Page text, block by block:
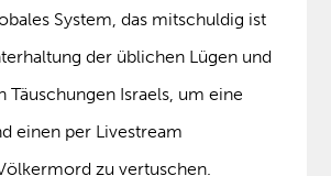
System, das mitschuldig ist
der üblichen Lügen und
Täuschungen Israels, um eine
einen per Livestream
zu vertuschen.